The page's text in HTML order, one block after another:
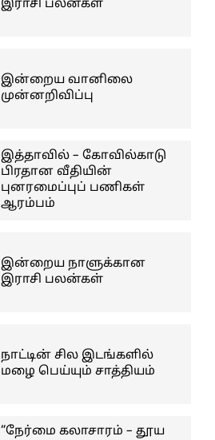
இராசி பலன்கள்
இன்றைய வானிலை
முன்னறிவிப்பு
இத்தாவில் – கோவில்காடு
பிரதான வீதியின்
புனரமைப்புப் பணிகள்
ஆரம்பம்
இன்றைய நாளுக்கான
இராசி பலன்கள்
நாட்டின் சில இடங்களில்
மழை பெய்யும் சாத்தியம்
“நேர்மை கலாசாரம் – தூய